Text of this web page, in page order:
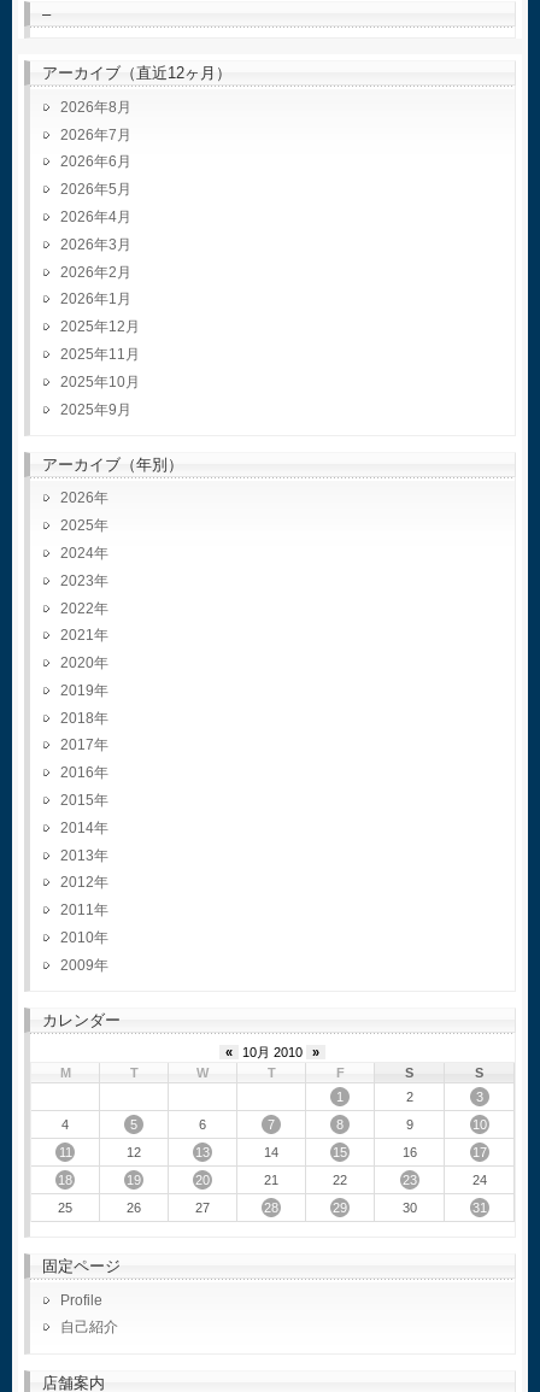
–
アーカイブ（直近12ヶ月）
2026年8月
2026年7月
2026年6月
2026年5月
2026年4月
2026年3月
2026年2月
2026年1月
2025年12月
2025年11月
2025年10月
2025年9月
アーカイブ（年別）
2026
2025
2024
2023
2022
2021
2020
2019
2018
2017
2016
2015
2014
2013
2012
2011
2010
2009
カレンダー
« 10月 2010
»
M
T W T F S
S
1
2
3
4
5 6 7 8 9
10
11
12 13 14 15 16
17
18
19 20 21 22 23
24
25
26 27 28 29 30 31
固定ページ
Profile
自己紹介
店舗案内